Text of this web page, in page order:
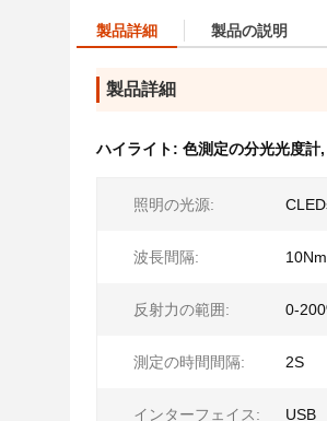
製品詳細 製品の説明
製品詳細
ハイライト: 色測定の分光光度計,
照明の光源:
波長間隔: 10Nm
反射力の範囲: 0-
測定の時間間隔: 2S
インターフェイス: USB